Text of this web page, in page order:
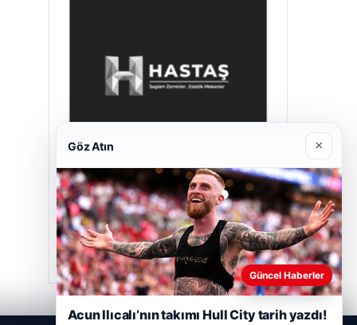
Hastaş Beton
Mayıs 26, 2026
Göz Atın ×
Güncel Haberler
Acun Ilıcalı’nın takımı Hull City tarih yazdı!